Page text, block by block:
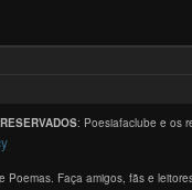
: Poesiafaclube e os
Poemas. Faça amigos, fãs e